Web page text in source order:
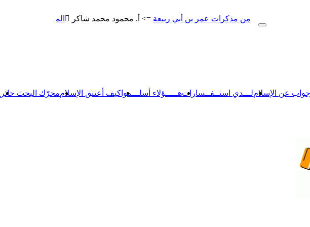
المتنبي=> أ. محمود محمد من مذكرات عمر بن أبي ربيعة=> أ. محمود محمد شاكر
Toggle
عن الإسلاملـــدي استــفــساراتهـــــؤلاء أسلـــموا كيف أعتنق الإسلاممحرّك البحث حائر